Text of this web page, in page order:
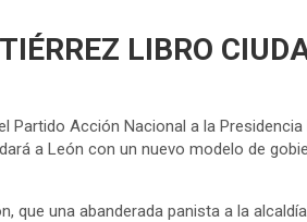
LIBRO
Partido Acción Nacional a la
a León con un nuevo modelo de
que una abanderada panista a la